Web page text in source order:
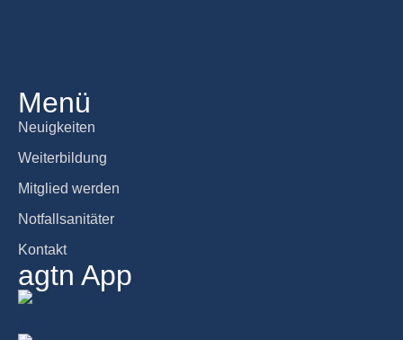
Menü
Neuigkeiten
Weiterbildung
Mitglied werden
Notfallsanitäter
Kontakt
agtn App